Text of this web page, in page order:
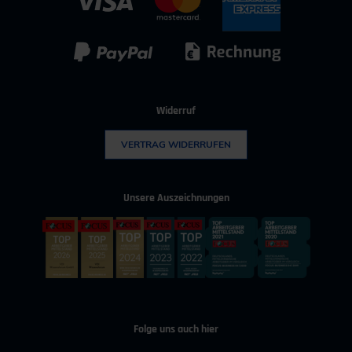
IT & Digitalisierung
Technischer Vertrieb
Widerruf
VERTRAG WIDERRUFEN
Unsere Auszeichnungen
Folge uns auch hier